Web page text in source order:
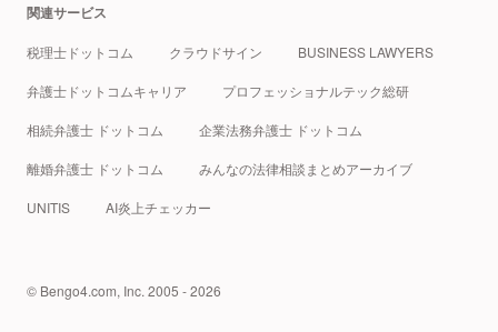
関連サービス
税理士ドットコム クラウドサイン BUSINESS LAWYERS
弁護士ドットコムキャリア プロフェッショナルテック総研
相続弁護士 ドットコム 企業法務弁護士 ドットコム
離婚弁護士 ドットコム みんなの法律相談まとめアーカイブ
UNITIS AI炎上チェッカー
© Bengo4.com, Inc. 2005 - 2026